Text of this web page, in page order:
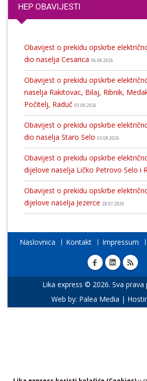
HEP OBAVIJESTI
Obavijest o prekidu opskrbe
dio naselja Cesarica 06.08.2026
Obavijest o prekidu opskrbe
naselja Rakitovac, Bilaj, Ribnik,
Počitelj, Raduč 03.08.2026
Obavijest o prekidu opskrbe
dio naselja Staro Selo 03.08.2026
Obavijest o prekidu opskrbe
dijelove naselja Ličko Petrovo Selo i
Obavijest o prekidu opskrbe
dijelove naselja Jezerce 28.07.2026
Naslovnica Kontakt Impressum
Lika express © 2026. Sva prava
Web by: Palea Media |